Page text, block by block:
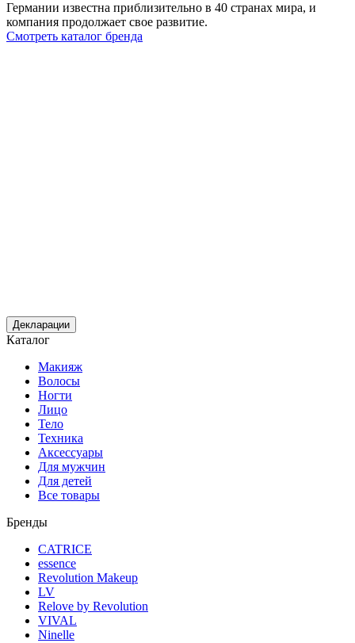
Германии известна приблизительно в 40 странах мира, и
компания продолжает свое развитие.
Смотреть каталог бренда
Декларации
Каталог
Макияж
Волосы
Ногти
Лицо
Тело
Техника
Аксессуары
Для мужчин
Для детей
Все товары
Бренды
CATRICE
essence
Revolution Makeup
LV
Relove by Revolution
VIVAL
Ninelle